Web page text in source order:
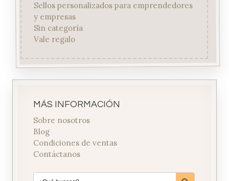
Sellos personalizados para emprendedores
y empresas
Sin categoría
Vale regalo
MÁS INFORMACIÓN
Sobre nosotros
Blog
Condiciones de ventas
Contáctanos